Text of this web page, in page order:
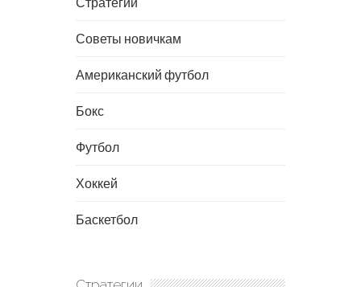
Советы новичкам
Американский футбол
Бокс
Футбол
Хоккей
Баскетбол